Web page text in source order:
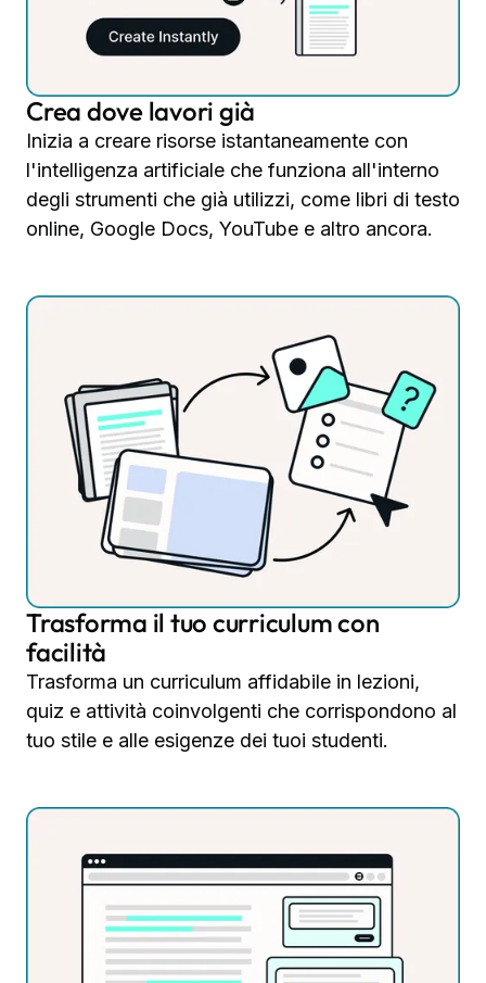
Crea dove lavori già
Inizia a creare risorse istantaneamente con
l'intelligenza artificiale che funziona all'interno
degli strumenti che già utilizzi, come libri di testo
online, Google Docs, YouTube e altro ancora.
Trasforma il tuo curriculum con
facilità
Trasforma un curriculum affidabile in lezioni,
quiz e attività coinvolgenti che corrispondono al
tuo stile e alle esigenze dei tuoi studenti.